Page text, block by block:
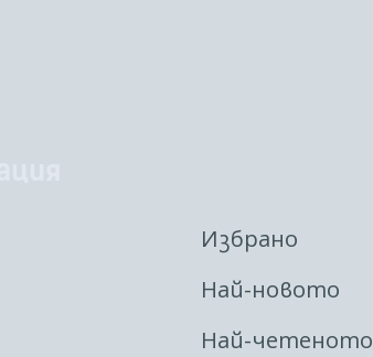
Избрано
Най-новото
Най-четеното